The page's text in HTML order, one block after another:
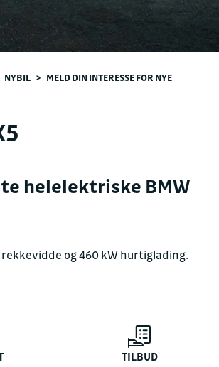
NYBIL > MELD DIN INTERESSE FOR NYE
helelektriske BMW
og 460 kW hurtiglading.
TILBUD